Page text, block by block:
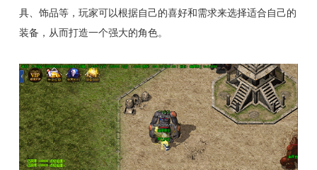
具、饰品等，玩家可以根据自己的喜好和需求来选择适合自己的
装备，从而打造一个强大的角色。